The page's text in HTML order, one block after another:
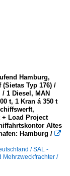
Hamburg,
Typ 176) /
1 Diesel, MAN
t, 1 Kran á 350 t
+ Load Project
Altes
Hamburg / 
/ SAL -
Mehrzweckfrachter /